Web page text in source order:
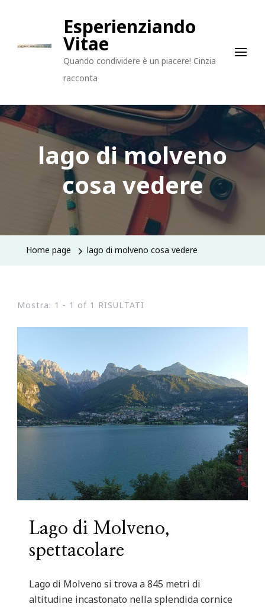
Esperienziando
Vitae
Quando condividere è un piacere! Cinzia
racconta
lago di molveno
cosa vedere
Home page lago di molveno cosa vedere
Mostra: 1 - 1 of 1 RISULTATI
Lago di Molveno,
spettacolare
Lago di Molveno si trova a 845 metri di
altitudine incastonato nella splendida cornice